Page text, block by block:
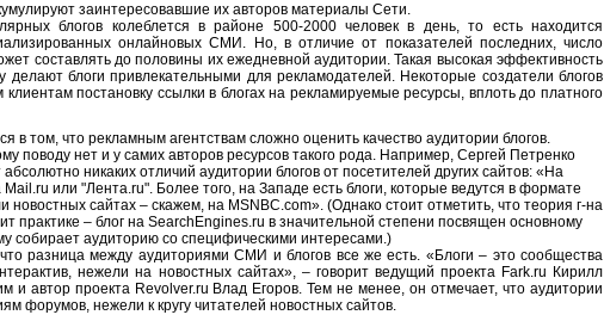
заинтересовавшие их авторов материалы Сети.
блогов колеблется в районе 500-2000 человек в день, то есть находится
онлайновых СМИ. Но, в отличие от показателей последних, число
составлять до половины их ежедневной аудитории. Такая высокая эффективность
делают блоги привлекательными для рекламодателей. Некоторые создатели блогов
постановку ссылки в блогах на рекламируемые ресурсы, вплоть до платного
в том, что рекламным агентствам сложно оценить качество аудитории блогов.
поводу нет и у самих авторов ресурсов такого рода. Например, Сергей Петренко
никаких отличий аудитории блогов от посетителей других сайтов: «На
или "Лента.ru". Более того, на Западе есть блоги, которые ведутся в формате
новостных сайтах – скажем, на MSNBC.com». (Однако стоит отметить, что теория г-на
практике – блог на SearchEngines.ru в значительной степени посвящен основному
собирает аудиторию со специфическими интересами.)
разница между аудиториями СМИ и блогов все же есть. «Блоги – это сообщества
нежели на новостных сайтах», – говорит ведущий проекта Fark.ru Кирилл
и автор проекта Revolver.ru Влад Егоров. Тем не менее, он отмечает, что аудитории
форумов, нежели к кругу читателей новостных сайтов.